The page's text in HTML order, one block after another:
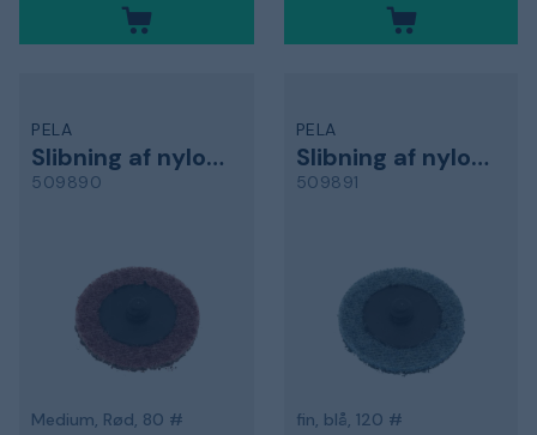
PELA
Slibning af nylonpude
509890
Medium, Rød, 80 #
PELA
Slibning af nylonpude
509891
fin, blå, 120 #